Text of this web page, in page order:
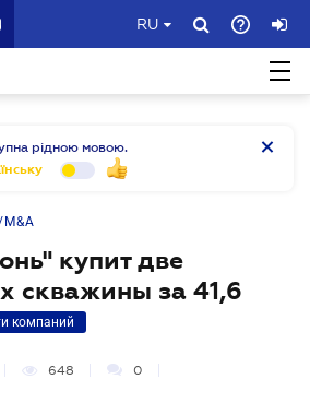
RU
рідною мовою.
купит две
скважины за 41,6
компаний
648 0